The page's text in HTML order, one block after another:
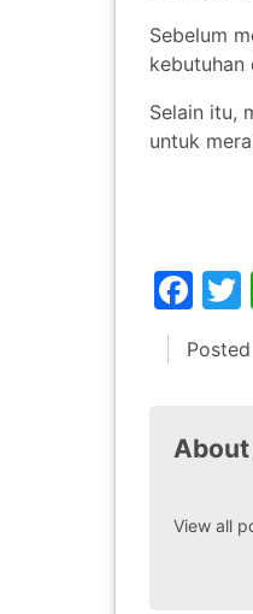
Sebelum
kebutuhan
Selain itu,
untuk
View all